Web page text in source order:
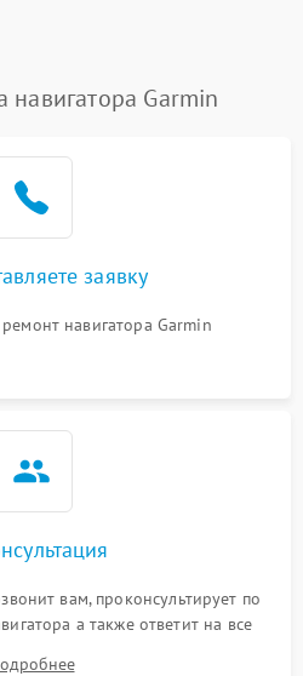
навигатора Garmin
заявку
ремонт навигатора Garmin
вам, проконсультирует по
а также ответит на все